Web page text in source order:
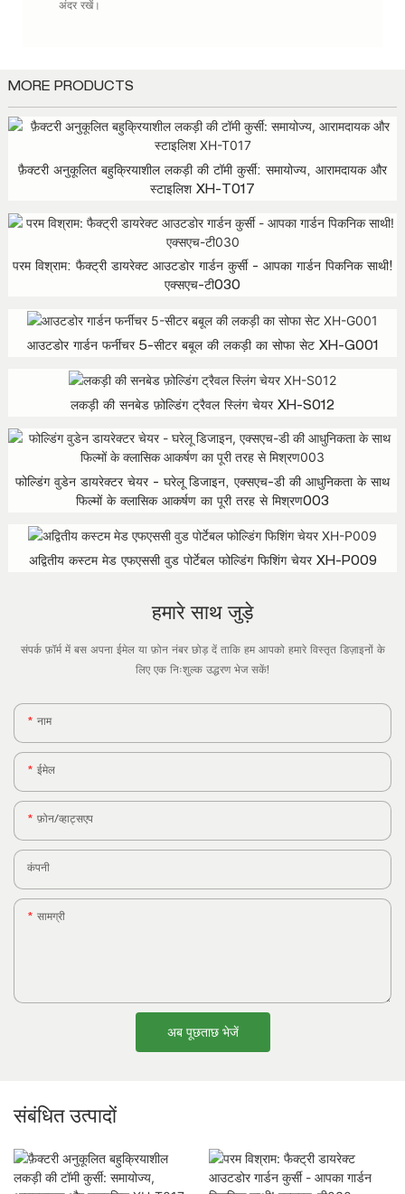
अंदर रखें।
MORE PRODUCTS
फ़ैक्टरी अनुकूलित बहुक्रियाशील लकड़ी की टॉमी कुर्सी: समायोज्य, आरामदायक और
स्टाइलिश XH-T017
परम विश्राम: फैक्ट्री डायरेक्ट आउटडोर गार्डन कुर्सी - आपका गार्डन पिकनिक साथी!
एक्सएच-टी030
आउटडोर गार्डन फर्नीचर 5-सीटर बबूल की लकड़ी का सोफा सेट XH-G001
लकड़ी की सनबेड फ़ोल्डिंग ट्रैवल स्लिंग चेयर XH-S012
फोल्डिंग वुडेन डायरेक्टर चेयर - घरेलू डिजाइन, एक्सएच-डी की आधुनिकता के साथ
फिल्मों के क्लासिक आकर्षण का पूरी तरह से मिश्रण003
अद्वितीय कस्टम मेड एफएससी वुड पोर्टेबल फोल्डिंग फिशिंग चेयर XH-P009
हमारे साथ जुड़े
संपर्क फ़ॉर्म में बस अपना ईमेल या फ़ोन नंबर छोड़ दें ताकि हम आपको हमारे विस्तृत डिज़ाइनों के
लिए एक निःशुल्क उद्धरण भेज सकें!
नाम
ईमेल
फ़ोन/व्हाट्सएप
कंपनी
सामग्री
अब पूछताछ भेजें
संबंधित उत्पादों